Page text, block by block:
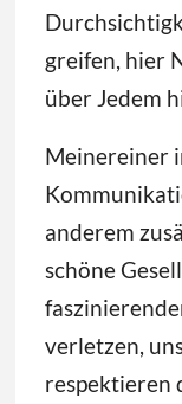
greifen, hier
über Jedem
Meinereiner
anderem
schöne
verletzen,
respektieren